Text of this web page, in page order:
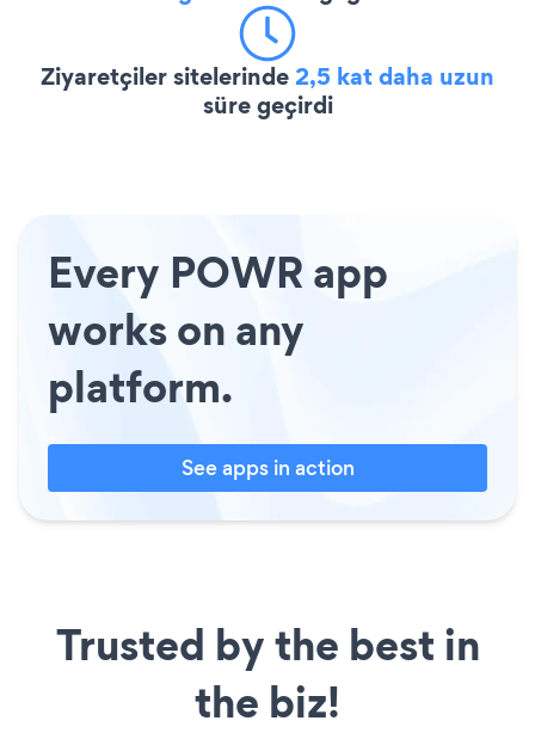
Ziyaretçiler sitelerinde2,5 kat daha uzun
süre geçirdi
Every POWR app
works on any
platform.
See apps in action
Trusted by the best in
the biz!